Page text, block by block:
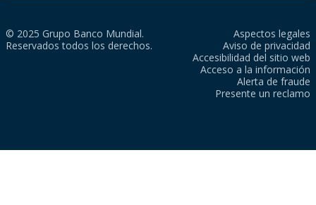
© 2025 Grupo Banco Mundial.
Reservados todos los derechos.
Aspectos legales
Aviso de privacidad
Accesibilidad del sitio web
Acceso a la información
Alerta de fraude
Presente un reclamo